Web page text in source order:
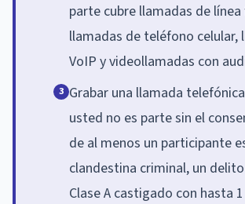
parte cubre llamadas de
llamadas de teléfono celular,
VoIP y videollamadas con
3 Grabar una llamada
usted no es parte sin el
de al menos un participante
clandestina criminal, un
Clase A castigado con hasta